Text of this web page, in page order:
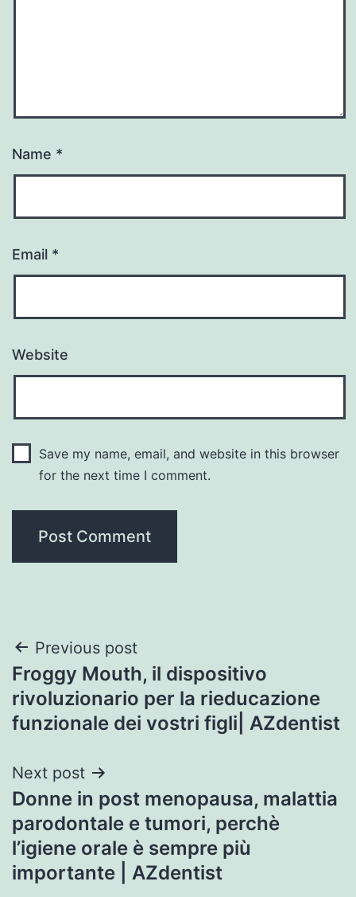
Name *
Email *
Website
Save my name, email, and website in this browser
for the next time I comment.
Post
navigation
Previous post
Froggy Mouth, il dispositivo
rivoluzionario per la rieducazione
funzionale dei vostri figli| AZdentist
Next post
Donne in post menopausa, malattia
parodontale e tumori, perchè
l’igiene orale è sempre più
importante | AZdentist